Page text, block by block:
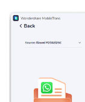
نقل بيانات الهاتف وبيانات WhatsApp والملفات بين